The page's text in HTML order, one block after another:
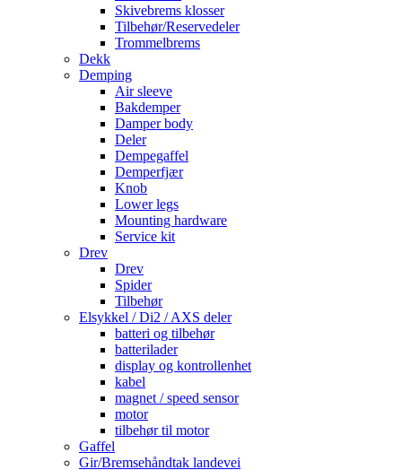
Skivebrems klosser
Tilbehør/Reservedeler
Trommelbrems
Dekk
Demping
Air sleeve
Bakdemper
Damper body
Deler
Dempegaffel
Demperfjær
Knob
Lower legs
Mounting hardware
Service kit
Drev
Drev
Spider
Tilbehør
Elsykkel / Di2 / AXS deler
batteri og tilbehør
batterilader
display og kontrollenhet
kabel
magnet / speed sensor
motor
tilbehør til motor
Gaffel
Gir/Bremsehåndtak landevei